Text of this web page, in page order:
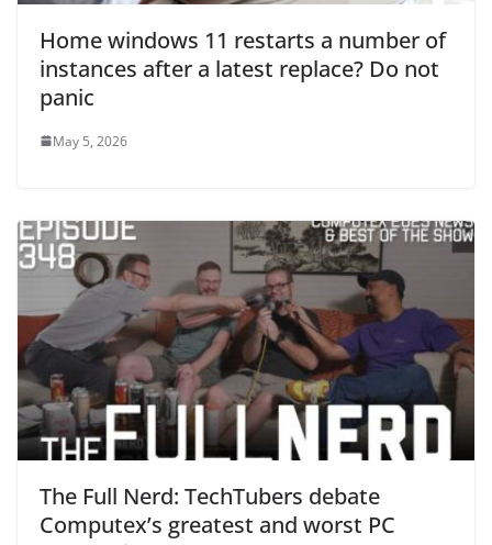
Home windows 11 restarts a number of
instances after a latest replace? Do not
panic
May 5, 2026
The Full Nerd: TechTubers debate
Computex’s greatest and worst PC